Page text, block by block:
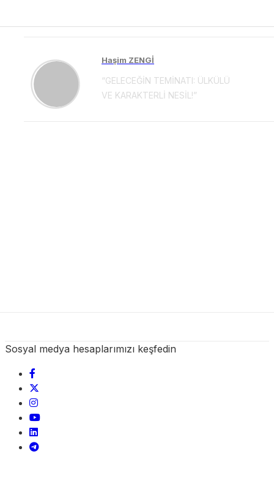
Haşim ZENGİ
“GELECEĞİN TEMİNATI: ÜLKÜLÜ
VE KARAKTERLİ NESİL!”
Sosyal medya hesaplarımızı keşfedin